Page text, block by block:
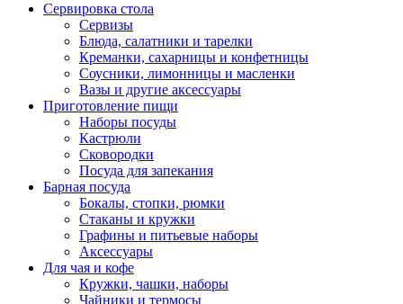
Сервировка стола
Сервизы
Блюда, салатники и тарелки
Креманки, сахарницы и конфетницы
Соусники, лимонницы и масленки
Вазы и другие аксессуары
Приготовление пищи
Наборы посуды
Кастрюли
Сковородки
Посуда для запекания
Барная посуда
Бокалы, стопки, рюмки
Стаканы и кружки
Графины и питьевые наборы
Аксессуары
Для чая и кофе
Кружки, чашки, наборы
Чайники и термосы